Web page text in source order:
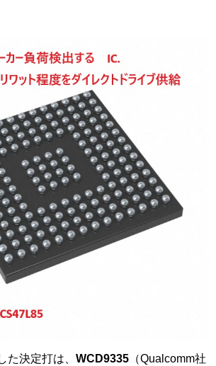
た決定打は、 WCD9335 （Qualcomm社